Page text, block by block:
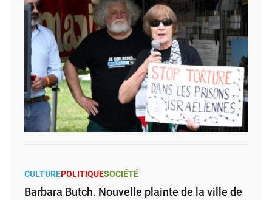
CULTUREPOLITIQUESOCIÉTÉ
Barbara Butch. Nouvelle plainte de la ville de